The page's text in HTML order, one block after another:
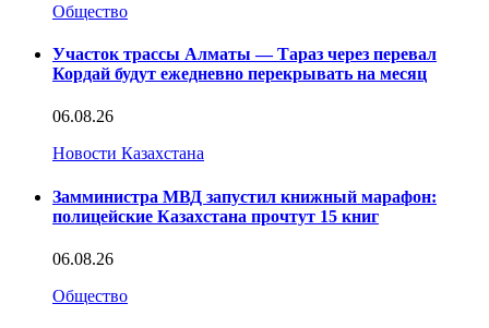
Общество
Участок трассы Алматы — Тараз через перевал
Кордай будут ежедневно перекрывать на месяц
06.08.26
Новости Казахстана
Замминистра МВД запустил книжный марафон:
полицейские Казахстана прочтут 15 книг
06.08.26
Общество